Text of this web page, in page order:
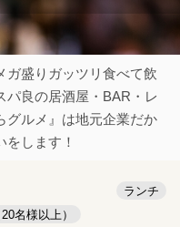
ガ盛りガッツリ食べて飲
パ良の居酒屋・BAR・レ
グルメ』は地元企業だか
します！
ランチ
名様以上）